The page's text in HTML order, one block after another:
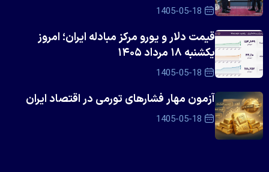
1405-05-18
قیمت دلار و یورو مرکز مبادله ایران؛ امروز
یکشنبه ۱۸ مرداد ۱۴۰۵
1405-05-18
آزمون مهار فشار‌های تورمی در اقتصاد ایران
1405-05-18